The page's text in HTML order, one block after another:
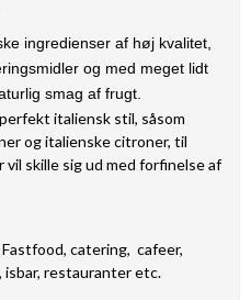
ingredienser af høj kvalitet,
og med meget lidt
smag af frugt.
italiensk stil, såsom
og italienske citroner, til
skille sig ud med forfinelse af
catering, cafeer,
restauranter etc.